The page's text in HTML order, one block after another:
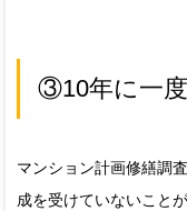
③10年に一度
マンション計画修繕調
成を受けていないこと